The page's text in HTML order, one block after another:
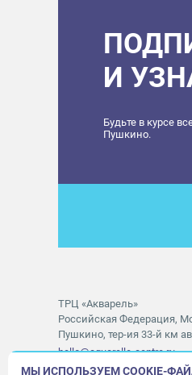
И
Будьте в курсе
Пушкино.
ТРЦ «Акварель»
Российская Федерация,
Пушкино, тер-ия 33-й км
hello@aquarelle-centre.ru
МЫ ИСПОЛЬЗУЕМ COOKIE-